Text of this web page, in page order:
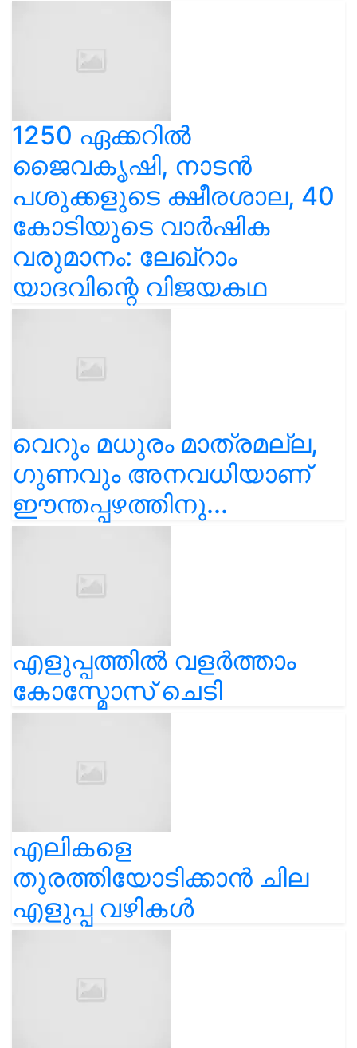
1250 ഏക്കറിൽ
ജൈവകൃഷി, നാടൻ
പശുക്കളുടെ ക്ഷീരശാല, 40
കോടിയുടെ വാർഷിക
വരുമാനം: ലേഖ്‌റാം
യാദവിന്റെ വിജയകഥ
വെറും മധുരം മാത്രമല്ല,
ഗുണവും അനവധിയാണ്
ഈന്തപ്പഴത്തിനു...
എളുപ്പത്തിൽ വളർത്താം
കോസ്മോസ് ചെടി
എലികളെ
തുരത്തിയോടിക്കാൻ ചില
എളുപ്പ വഴികൾ